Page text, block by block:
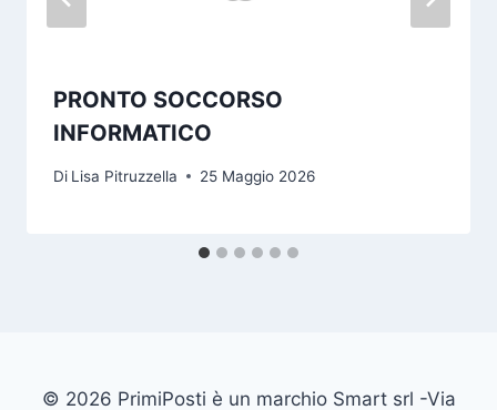
PRONTO SOCCORSO
INFORMATICO
Di Lisa Pitruzzella 25 Maggio 2026
© 2026 PrimiPosti è un marchio Smart srl -Via